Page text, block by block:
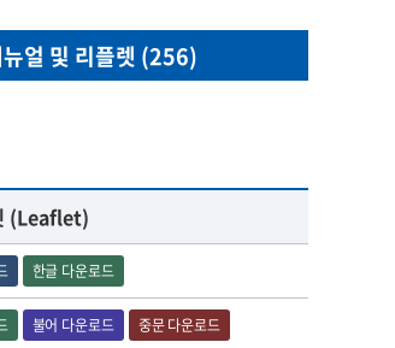
얼 및 리플렛 (256)
(Leaflet)
한글 다운로드
불어 다운로드 중문 다운로드